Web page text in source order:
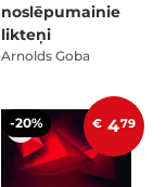
noslēpumainie
likteņi
Arnolds Goba
-20% € 479